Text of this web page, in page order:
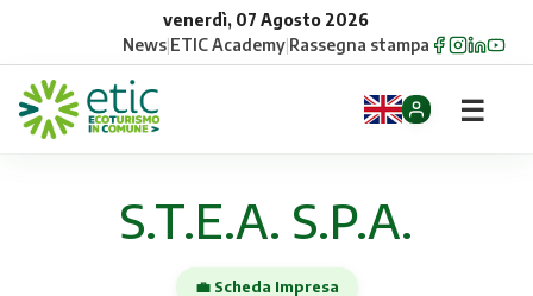
venerdì, 07 Agosto 2026
News|ETIC Academy|Rassegna stampa
Opportunità
☰
S.T.E.A. S.P.A.
💼 Scheda Impresa